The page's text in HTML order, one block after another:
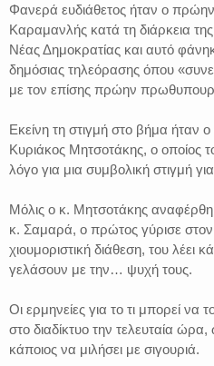
Φανερά ευδιάθετος ήταν ο
Καραμανλής κατά τη διάρκεια
Νέας Δημοκρατίας και αυτό
δημόσιας τηλεόρασης όπου
με τον επίσης πρώην
Εκείνη τη στιγμή στο βήμα ήταν
Κυριάκος Μητσοτάκης, ο οποίος
λόγο για μια συμβολική στιγμή
Μόλις ο κ. Μητσοτάκης
κ. Σαμαρά, ο πρώτος γύρισε
χιουμοριστική διάθεση, του λέει
γελάσουν με την… ψυχή τους.
Οι ερμηνείες για το τι μπορεί να
στο διαδίκτυο την τελευταία
κάποιος να μιλήσει με σιγουριά.